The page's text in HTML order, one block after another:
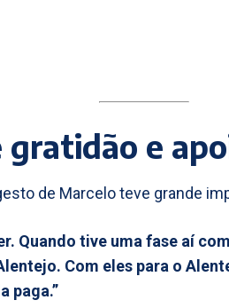
e
de Marcelo teve grande
Quando tive uma fase aí
Com eles para o
paga.”